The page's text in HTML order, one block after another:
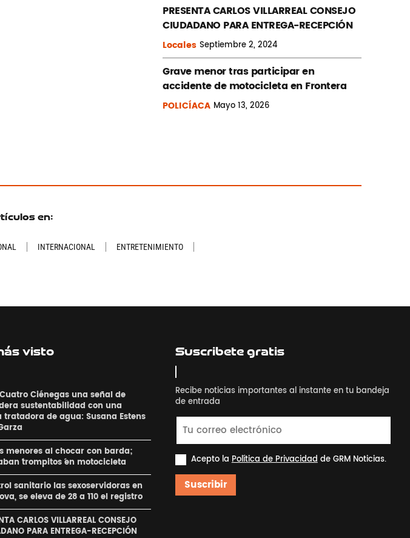
PRESENTA CARLOS VILLARREAL CONSEJO
CIUDADANO PARA ENTREGA-RECEPCIÓN
Locales Septiembre2, 2024
Grave menor tras participar en
accidente de motocicleta en Frontera
POLICÍACA Mayo13, 2026
en:
INTERNACIONAL ENTRETENIMIENTO
visto
Ciénegas una señal de
sustentabilidad con una
tratadora de agua: Susana Estens
menores al chocar con barda;
´trompitos ´en motocicleta
sanitario las sexoservidoras en
se eleva de 28 a 110 el registro
CARLOS VILLARREAL CONSEJO
PARA ENTREGA-RECEPCIÓN
Suscribete gratis
Recibe noticias importantes al instante en tu bandeja
de entrada
Acepto laPolítica de Privacidadde GRM Noticias.
Suscribir